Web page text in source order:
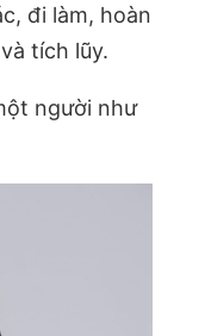
đi làm, hoàn
tích lũy.
người như